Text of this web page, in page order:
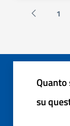
Pagina 1
su